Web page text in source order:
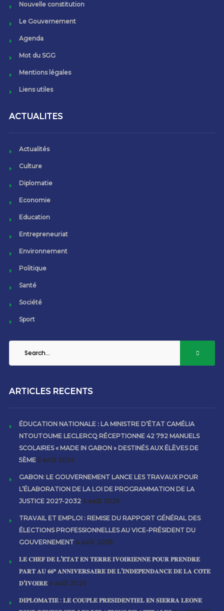
Nouvelle constitution
Le Gouvernement
Agenda
Mot du SGG
Mentions légales
Liens utiles
ACTUALITES
Actualités
Culture
Diplomatie
Economie
Education
Entrepreneuriat
Environnement
Politique
Santé
Société
Sport
ARTICLES RECENTS
ÉDUCATION NATIONALE : LA MINISTRE D’ÉTAT CAMÉLIA
NTOUTOUME LECLERCQ RÉCEPTIONNE 42 792 MANUELS
SCOLAIRES « MADE IN GABON » DESTINÉS AUX ÉLÈVES DE
5ÈME 5 août 2026
GABON: LE GOUVERNEMENT LANCE LES TRAVAUX POUR
L’ÉLABORATION DE LA LOI DE PROGRAMMATION DE LA
JUSTICE 2027-2032 4 août 2026
TRAVAIL ET EMPLOI : REMISE DU RAPPORT GÉNÉRAL DES
ÉLECTIONS PROFESSIONNELLES AU VICE-PRÉSIDENT DU
GOUVERNEMENT 4 août 2026
𝐋𝐄 𝐂𝐇𝐄𝐅 𝐃𝐄 𝐋’𝐄́𝐓𝐀𝐓 𝐄𝐍 𝐓𝐄𝐑𝐑𝐄 𝐈𝐕𝐎𝐈𝐑𝐈𝐄𝐍𝐍𝐄 𝐏𝐎𝐔𝐑 𝐏𝐑𝐄𝐍𝐃𝐑𝐄
𝐏𝐀𝐑𝐓 𝐀𝐔 𝟔𝟔ᵉ 𝐀𝐍𝐍𝐈𝐕𝐄𝐑𝐒𝐀𝐈𝐑𝐄 𝐃𝐄 𝐋’𝐈𝐍𝐃𝐄́𝐏𝐄𝐍𝐃𝐀𝐍𝐂𝐄 𝐃𝐄 𝐋𝐀 𝐂𝐎̂𝐓𝐄
𝐃’𝐈𝐕𝐎𝐈𝐑𝐄 4 août 2026
𝐃𝐈𝐏𝐋𝐎𝐌𝐀𝐓𝐈𝐄 : 𝐋𝐄 𝐂𝐎𝐔𝐏𝐋𝐄 𝐏𝐑𝐄́𝐒𝐈𝐃𝐄𝐍𝐓𝐈𝐄𝐋 𝐄𝐍 𝐒𝐈𝐄𝐑𝐑𝐀 𝐋𝐄𝐎𝐍𝐄